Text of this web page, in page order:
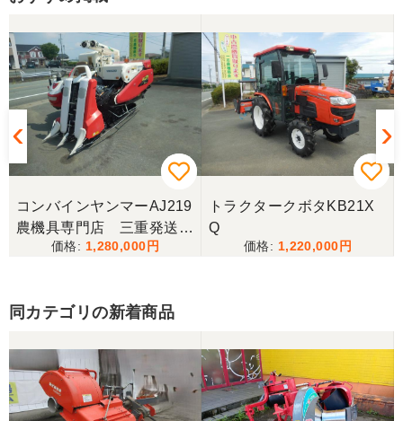
この度はお世話になりました。また、機会があれば
よろしくお願いします。
三重県／ユウスケ
購入から引き取りまでスムーズでした。ありがとう
ございました。
三重県／
当方の要望に対して、素早く対応していただき感謝
スタッフの鈴木さんが親切で機械に詳しく 丁寧にご
対応頂きました。 ありがとう！ 少し距離はあります
が、今後も農機具を買う際はのうき屋さんを利用し
ようと思います。
コンバインヤンマーAJ219
農機具専門店 三重発送整
備済み
1,280,000
トラクタークボタKB21X
Q
1,220,000
同カテゴリの新着商品